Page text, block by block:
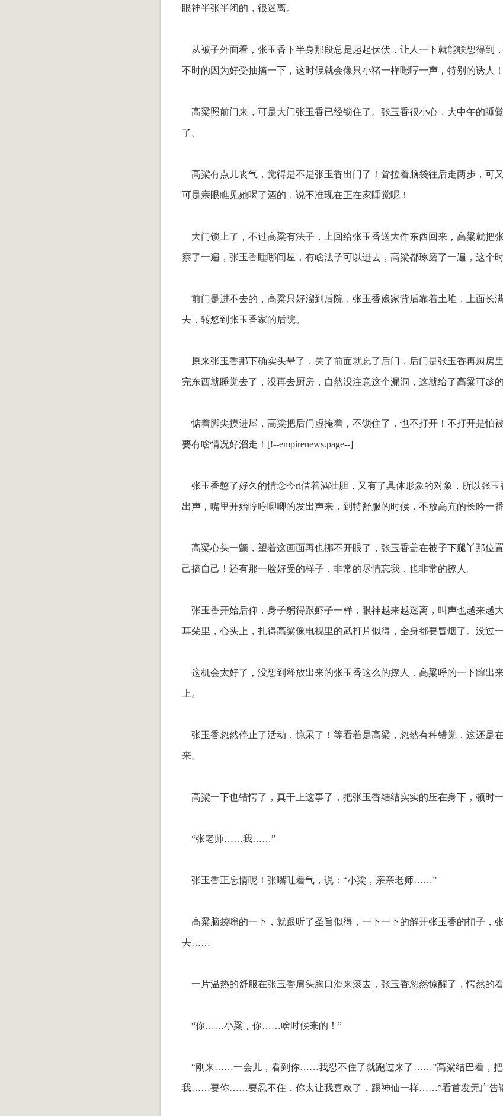
眼神半张半闭的，很迷离。
从被子外面看，张玉香下半身那段总是起起伏伏，让人一下就能联想得到
不时的因为好受抽搐一下，这时候就会像只小猪一样嗯哼一声，特别的诱人！
高粱照前门来，可是大门张玉香已经锁住了。张玉香很小心，大中午的睡
了。
高粱有点儿丧气，觉得是不是张玉香出门了！耸拉着脑袋往后走两步，可
可是亲眼瞧见她喝了酒的，说不准现在正在家睡觉呢！
大门锁上了，不过高粱有法子，上回给张玉香送大件东西回来，高粱就把
察了一遍，张玉香睡哪间屋，有啥法子可以进去，高粱都琢磨了一遍，这个
前门是进不去的，高粱只好溜到后院，张玉香娘家背后靠着土堆，上面长
去，转悠到张玉香家的后院。
原来张玉香那下确实头晕了，关了前面就忘了后门，后门是张玉香再厨房
完东西就睡觉去了，没再去厨房，自然没注意这个漏洞，这就给了高粱可趁的
惦着脚尖摸进屋，高粱把后门虚掩着，不锁住了，也不打开！不打开是怕
要有啥情况好溜走！[!--empirenews.page--]
张玉香憋了好久的情念今ri借着酒壮胆，又有了具体形象的对象，所以张
出声，嘴里开始哼哼唧唧的发出声来，到特舒服的时候，不放高亢的长吟
高粱心头一颤，望着这画面再也挪不开眼了，张玉香盖在被子下腿丫那位
己搞自己！还有那一脸好受的样子，非常的尽情忘我，也非常的撩人。
张玉香开始后仰，身子躬得跟虾子一样，眼神越来越迷离，叫声也越来越
耳朵里，心头上，扎得高粱像电视里的武打片似得，全身都要冒烟了。没过
这机会太好了，没想到释放出来的张玉香这么的撩人，高粱呼的一下蹿出
上。
张玉香忽然停止了活动，惊呆了！等看着是高粱，忽然有种错觉，这还是
来。
高粱一下也错愕了，真干上这事了，把张玉香结结实实的压在身下，顿时一
“张老师……我……”
张玉香正忘情呢！张嘴吐着气，说：“小粱，亲亲老师……”
高粱脑袋嗡的一下，就跟听了圣旨似得，一下一下的解开张玉香的扣子，
去……
一片温热的舒服在张玉香肩头胸口滑来滚去，张玉香忽然惊醒了，愕然的
“你……小粱，你……啥时候来的！”
“刚来……一会儿，看到你……我忍不住了就跑过来了……”高粱结巴着，把
我……要你……要忍不住，你太让我喜欢了，跟神仙一样……”看首发无广告